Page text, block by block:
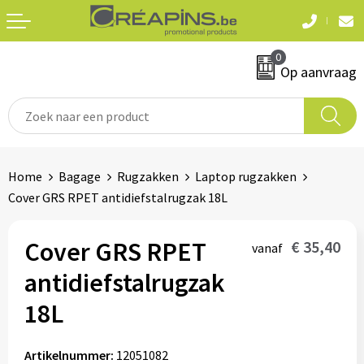
0
Op aanvraag
T-shirts
Sweaters en hoodies
Jassen
Automerken
Eten & drinken
Snoepgoed
Waterflesjes
Home Bagage Rugzakken
Laptop rugzakken
Cover GRS RPET antidiefstalrugzak 18L
Cover GRS RPET
antidiefstalrugzak
18L
vanaf € 35,40
Artikelnummer: 12051082